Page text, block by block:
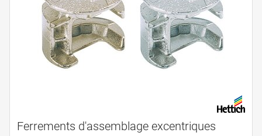
Ferrements d'assemblage excentriques